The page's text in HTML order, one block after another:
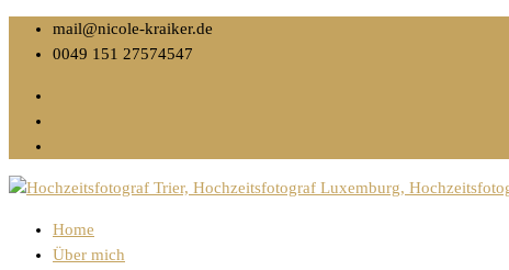
mail@nicole-kraiker.de
0049 151 27574547
Home
Über mich